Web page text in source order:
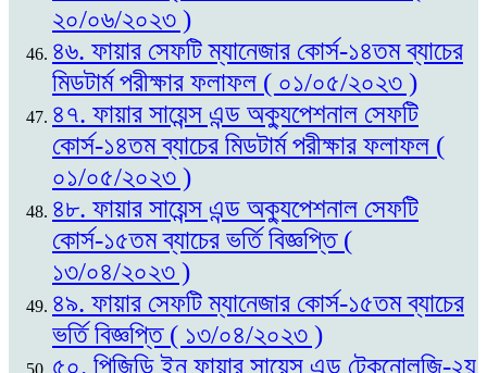
২০/০৬/২০২৩ )
৪৬. ফায়ার সেফটি ম্যানেজার কোর্স-১৪তম ব্যাচের
মিডটার্ম পরীক্ষার ফলাফল ( ০১/০৫/২০২৩ )
৪৭. ফায়ার সায়েন্স এন্ড অক্যুপেশনাল সেফটি
কোর্স-১৪তম ব্যাচের মিডটার্ম পরীক্ষার ফলাফল (
০১/০৫/২০২৩ )
৪৮. ফায়ার সায়েন্স এন্ড অক্যুপেশনাল সেফটি
কোর্স-১৫তম ব্যাচের ভর্তি বিজ্ঞপ্তি (
১৩/০৪/২০২৩ )
৪৯. ফায়ার সেফটি ম্যানেজার কোর্স-১৫তম ব্যাচের
ভর্তি বিজ্ঞপ্তি ( ১৩/০৪/২০২৩ )
৫০. পিজিডি ইন ফায়ার সায়েন্স এন্ড টেকনোলজি-২য়